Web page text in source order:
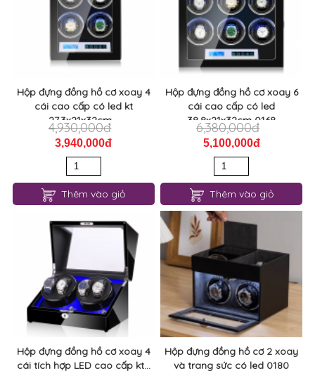
Hộp đựng đồng hồ cơ xoay 4
cái cao cấp có led kt
27.3x21x32cm...
4,930,000đ
3,940,000đ
Thêm vào giỏ
Hộp đựng đồng hồ cơ xoay 6
cái cao cấp có led
38.8x21x32cm 0168
6,380,000đ
5,100,000đ
Thêm vào giỏ
Hộp đựng đồng hồ cơ xoay 4
cái tích hợp LED cao cấp kt...
Hộp đựng đồng hồ cơ 2 xoay
và trang sức có led 0180